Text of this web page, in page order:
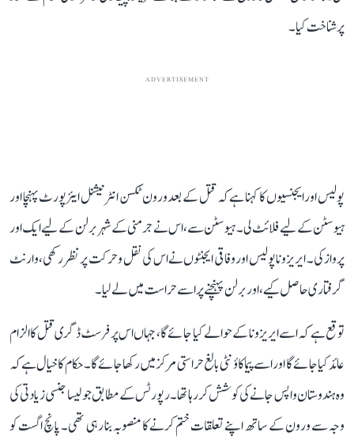
پر شناخت کیا۔
ADVERTISEMENT
پولیس اور ایجنسیوں کا کہنا ہے کہ قتل کے بعد ورون ٹکسن انٹرنیشنل ایئرپورٹ پہنچا اور
ہیوسٹن کے لیے فلائٹ لی۔ ہیوسٹن سے، اس نے جرمنی کے شہر برلن کے لیے ایک اور
پرواز کی۔ ایریزونا پولیس اور وفاقی ایجنٹوں نے اس کی نقل و حرکت پر نظر رکھی، وارنٹ
گرفتاری حاصل کیے، اور برلن پہنچنے پر اسے حراست میں لے لیا۔
توقع ہے کہ اسے ایریزونا کے حوالے کیا جائے گا، جہاں اس پر فرسٹ ڈگری قتل کا الزام
عائد کیا جائے گا اور اسے پیما کاؤنٹی بالغ حراستی مرکز میں رکھا جائے گا۔ حکام کا خیال ہے کہ
وہ ہندوستان واپس جانے کی کوشش کر رہا تھا۔ رپورٹس کے مطابق جولیسا جنسی زیادتی کی
وجہ سے ورون کے ساتھ اپنے تعلقات ختم کرنے کا منصوبہ بنا رہی تھی۔ پانچ اگست کو